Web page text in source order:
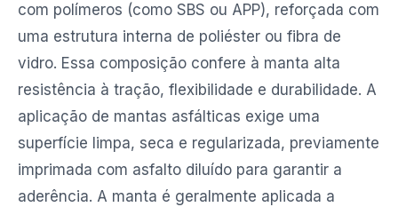
com polímeros (como SBS ou APP), reforçada com
uma estrutura interna de poliéster ou fibra de
vidro. Essa composição confere à manta alta
resistência à tração, flexibilidade e durabilidade. A
aplicação de mantas asfálticas exige uma
superfície limpa, seca e regularizada, previamente
imprimada com asfalto diluído para garantir a
aderência. A manta é geralmente aplicada a